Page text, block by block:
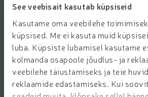
See veebisait kasutab küpsiseid
Kasutame oma veebilehe
küpsised. Me ei kasuta muid
luba. Küpsiste lubamisel kasutame
kolmanda osapoole jõudlus- ja
veebilehe täiustamiseks ja teie
reklaamide edastamiseks. Kui